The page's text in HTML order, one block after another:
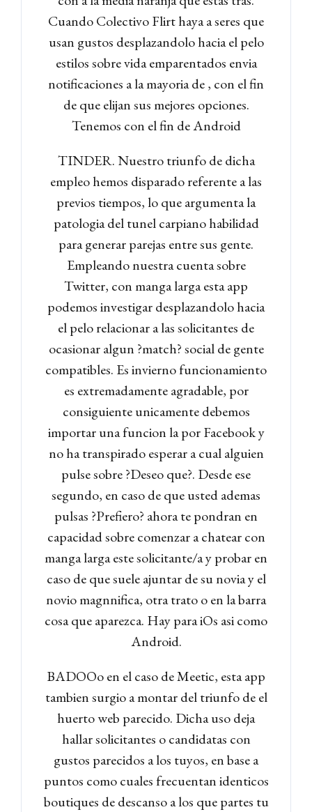
Cuando Colectivo Flirt haya a seres que
usan gustos desplazandolo hacia el pelo
estilos sobre vida emparentados envia
notificaciones a la mayori­a de , con el fin
de que elijan sus mejores opciones.
Tenemos con el fin de Android
TINDER. Nuestro triunfo de dicha
empleo hemos disparado referente a las
previos tiempos, lo que argumenta la
patologi­a del tunel carpiano habilidad
para generar parejas entre sus gente.
Empleando nuestra cuenta sobre
Twitter, con manga larga esta app
podemos investigar desplazandolo hacia
el pelo relacionar a las solicitantes de
ocasionar algun ?match? social de gente
compatibles. Es invierno funcionamiento
es extremadamente agradable, por
consiguiente unicamente debemos
importar una funcion la por Facebook y
no ha transpirado esperar a cual alguien
pulse sobre ?Deseo que?. Desde ese
segundo, en caso de que usted ademas
pulsas ?Prefiero? ahora te pondran en
capacidad sobre comenzar a chatear con
manga larga este solicitante/a y probar en
caso de que suele ajuntar de su novia y el
novio magnnifica, otra trato o en la barra
cosa que aparezca. Hay para iOs asi­ como
Android.
BADOOo en el caso de Meetic, esta app
tambien surgio a montar del triunfo de el
huerto web parecido. Dicha uso deja
hallar solicitantes o candidatas con
gustos parecidos a los tuyos, en base a
puntos como cuales frecuentan identicos
boutiques de descanso a los que partes tu
Log in
Don't have an account?Sign
Up
Username
LOGIN
Lost your password?